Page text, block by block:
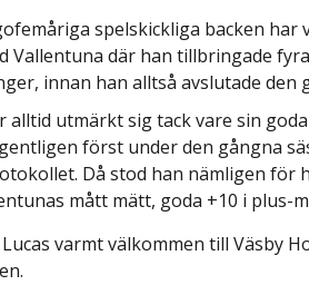
spelskickliga backen
Vallentuna där han tillbringade
innan han alltså avslutade den
alltid utmärkt sig tack vare sin
först under den gångna
Då stod han nämligen för
mått mätt, goda +10 i plus-
varmt välkommen till Väsby